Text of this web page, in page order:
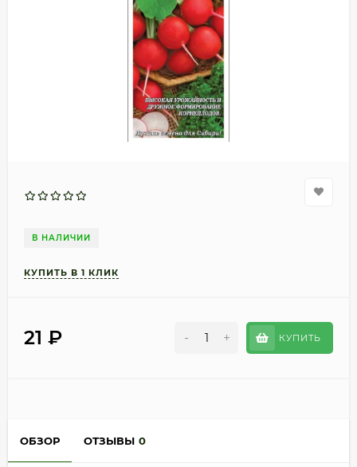
В НАЛИЧИИ
21 ₽ - + КУПИТЬ
ОБЗОР ОТЗЫВЫ 0